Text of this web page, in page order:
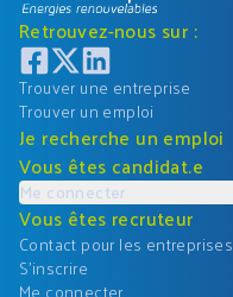
Retrouvez-nous sur :
Trouver une entreprise
Trouver un emploi
Je recherche un emploi
Vous êtes candidat.e
Me connecter
Vous êtes recruteur
Contact pour les entreprises
S'inscrire